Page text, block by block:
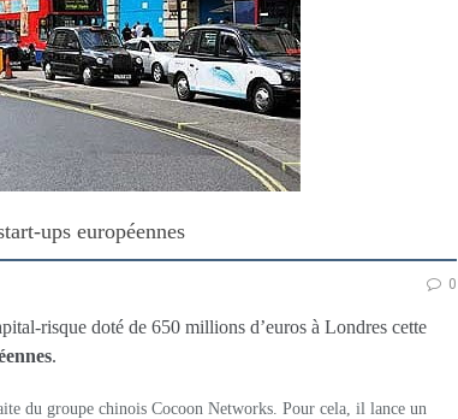
ups européennes
0
risque doté de 650 millions d’euros à Londres cette
.
du groupe chinois Cocoon Networks. Pour cela, il lance un